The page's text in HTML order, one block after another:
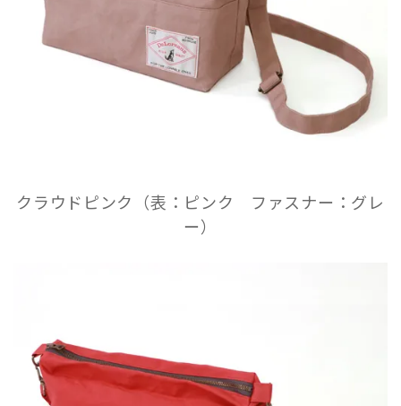
クラウドピンク（表：ピンク ファスナー：グレ
ー）